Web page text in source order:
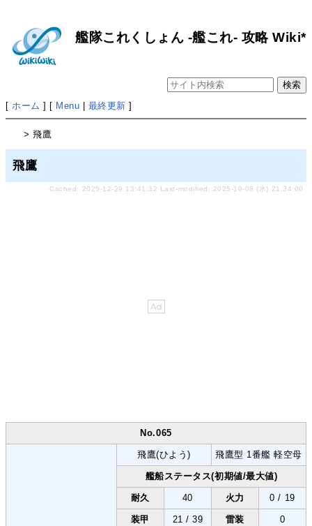
艦隊これくしょん -艦これ- 攻略 Wiki*
[ホーム ] [ Menu 最終更新 ]
> 飛鷹
飛鷹
Cached: 2025-12-29 13:41:32 Last-modified: 2025-10-08 (水) 21:34:00
No.065
飛鷹(ひよう) 飛鷹型 1番艦 軽空母
艦船ステータス(初期値/最大値)
耐久 40 火力 0 / 19
装甲 21 / 39 雷装 0